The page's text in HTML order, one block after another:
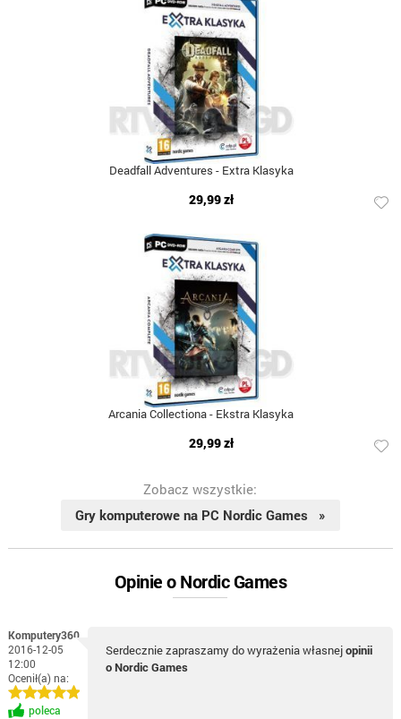
Deadfall Adventures - Extra Klasyka
29,99 zł
Arcania Collectiona - Ekstra Klasyka
29,99 zł
Zobacz wszystkie:
Gry komputerowe na PC Nordic Games »
Opinie o Nordic Games
Komputery360
2016-12-05
12:00
Ocenił(a) na:
poleca
Serdecznie zapraszamy do wyrażenia własnejopinii
o Nordic Games